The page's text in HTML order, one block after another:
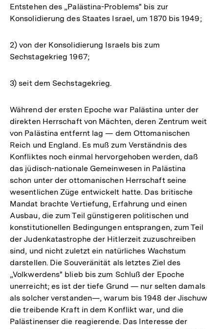
Entstehen des „Palästina-Problems" bis zur
Konsolidierung des Staates Israel, um 1870 bis 1949;
2) von der Konsolidierung Israels bis zum
Sechstagekrieg 1967;
3) seit dem Sechstagekrieg.
Während der ersten Epoche war Palästina unter der
direkten Herrschaft von Mächten, deren Zentrum weit
von Palästina entfernt lag — dem Ottomanischen
Reich und England. Es muß zum Verständnis des
Konfliktes noch einmal hervorgehoben werden, daß
das jüdisch-nationale Gemeinwesen in Palästina
schon unter der ottomanischen Herrschaft seine
wesentlichen Züge entwickelt hatte. Das britische
Mandat brachte Vertiefung, Erfahrung und einen
Ausbau, die zum Teil günstigeren politischen und
konstitutionellen Bedingungen entsprangen, zum Teil
der Judenkatastrophe der Hitlerzeit zuzuschreiben
sind, und nicht zuletzt ein natürliches Wachstum
darstellen. Die Souveränität als letztes Ziel des
„Volkwerdens" blieb bis zum Schluß der Epoche
unerreicht; es ist der tiefe Grund — nur selten damals
als solcher verstanden—, warum bis 1948 der Jischuw
die treibende Kraft in dem Konflikt war, und die
Palästinenser die reagierende. Das Interesse der